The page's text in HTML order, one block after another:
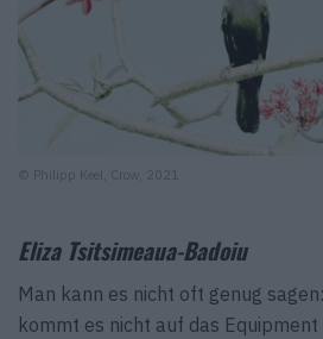
© Philipp Keel, Crow, 2021
Eliza Tsitsimeaua-Badoiu
Man kann es nicht oft genug
kommt es nicht auf das